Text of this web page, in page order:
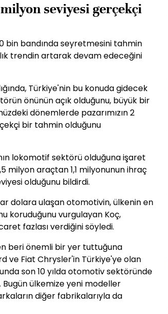
seviyesi gerçekçi
bin bandında seyretmesini tahmin
trendin artarak devam edeceğini
Türkiye'nin bu konuda gidecek
önünün açık olduğunu, büyük bir
dönemlerde pazarımızın 2
bir tahmin olduğunu
lokomotif sektörü olduğuna işaret
milyon araçtan 1,1 milyonunun ihraç
olduğunu bildirdi.
dolara ulaşan otomotivin, ülkenin en
koruduğunu vurgulayan Koç,
fazlası verdiğini söyledi.
beri önemli bir yer tuttuğuna
ve Fiat Chrysler'in Türkiye'ye olan
son 10 yılda otomotiv sektöründe
Bugün ülkemize yeni modeller
diğer fabrikalarıyla da